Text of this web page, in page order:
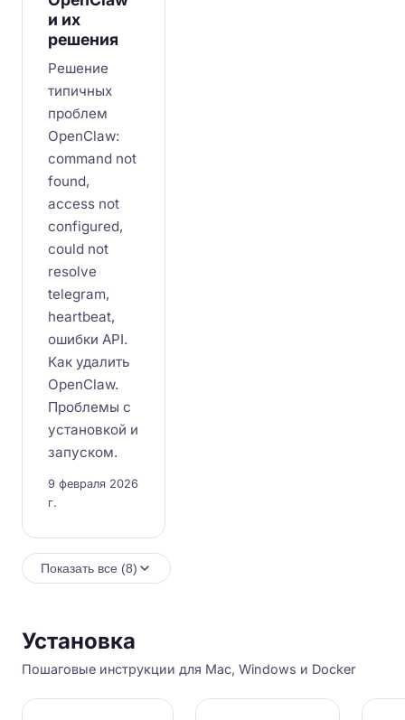
и их
решения
Решение
типичных
проблем
OpenClaw:
command not
found,
access not
configured,
could not
resolve
telegram,
heartbeat,
ошибки API.
Как удалить
OpenClaw.
Проблемы с
установкой и
запуском.
9 февраля 2026
г.
Показать все (8)
Установка
Пошаговые инструкции для Mac, Windows и Docker